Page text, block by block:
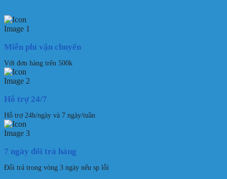
Miễn phí vận chuyển
Với đơn hàng trên 500k
Hỗ trợ 24/7
Hỗ trợ 24h/ngày và 7 ngày/tuần
7 ngày đổi trả hàng
Đổi trả trong vòng 3 ngày nếu sp lỗi